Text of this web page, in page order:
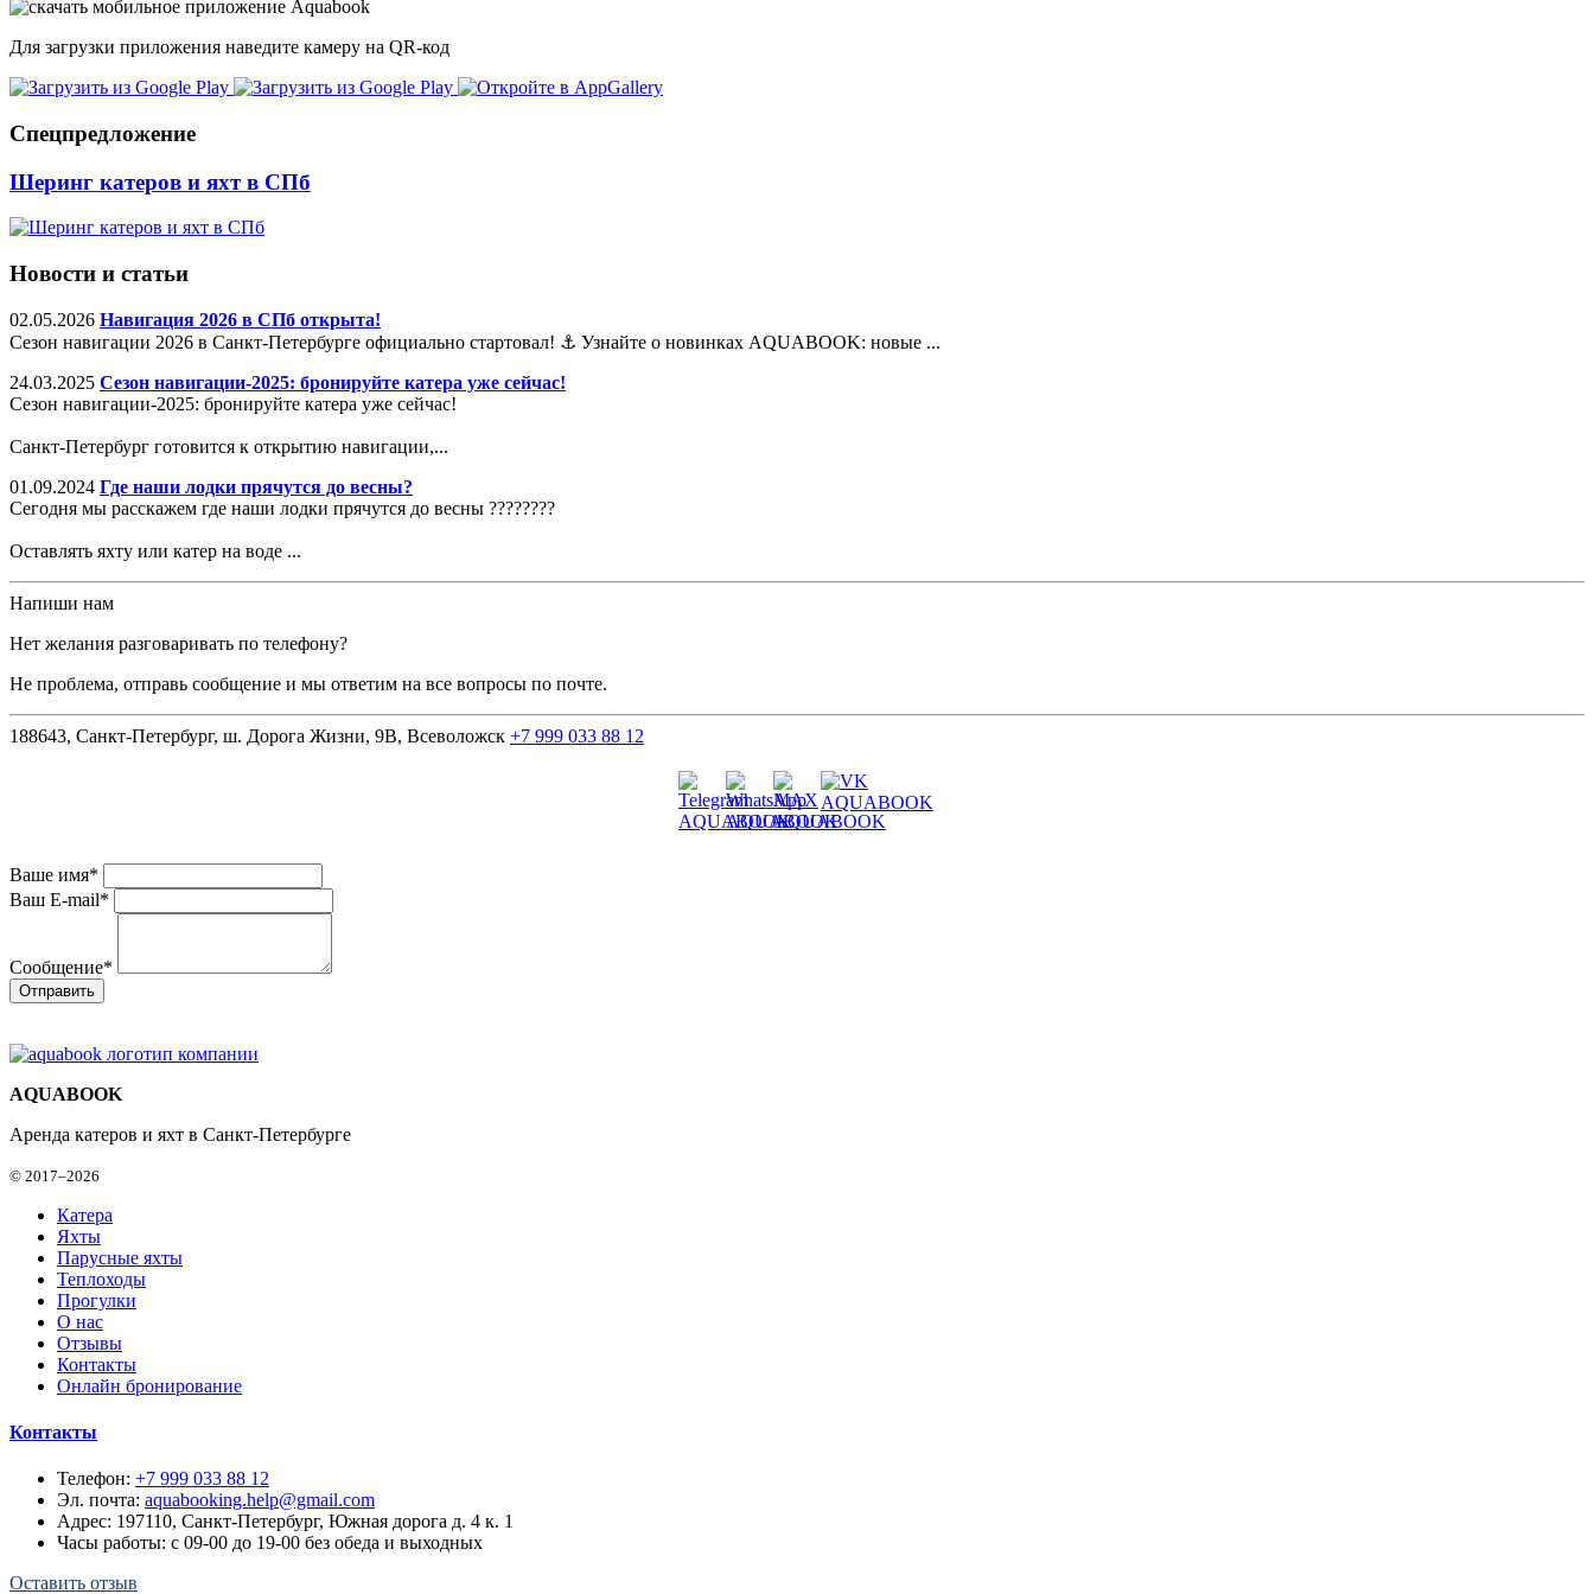
Для загрузки приложения наведите камеру на QR-код
Спецпредложение
Шеринг катеров и яхт в СПб
Новости и статьи
02.05.2026 Навигация 2026 в СПб открыта!
Сезон навигации 2026 в Санкт-Петербурге официально стартовал! ⚓️ Узнайте о новинках AQUABOOK: новые ...
24.03.2025 Сезон навигации-2025: бронируйте катера уже сейчас!
Сезон навигации-2025: бронируйте катера уже сейчас!
Санкт-Петербург готовится к открытию навигации,...
01.09.2024 Где наши лодки прячутся до весны?
Сегодня мы расскажем где наши лодки прячутся до весны ????????
Оставлять яхту или катер на воде ...
Напиши нам
Нет желания разговаривать по телефону?
Не проблема, отправь сообщение и мы ответим на все вопросы по почте.
188643, Санкт-Петербург, ш. Дорога Жизни, 9В, Всеволожск +7 999 033 88 12
Ваше имя*
Ваш E-mail*
Сообщение*
AQUABOOK
Аренда катеров и яхт в Санкт-Петербурге
© 2017–2026
Катера
Яхты
Парусные яхты
Теплоходы
Прогулки
О нас
Отзывы
Контакты
Онлайн бронирование
Контакты
Телефон: +7 999 033 88 12
Эл. почта: aquabooking.help@gmail.com
Адрес: 197110, Санкт-Петербург, Южная дорога д. 4 к. 1
Часы работы: с 09-00 до 19-00 без обеда и выходных
Оставить отзыв